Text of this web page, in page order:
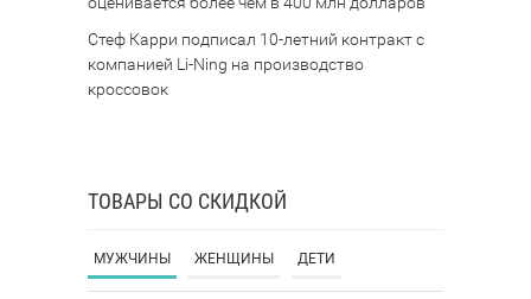
Стеф Карри подписал 10-летний контракт с
компанией Li-Ning на производство
кроссовок
ТОВАРЫ СО СКИДКОЙ
МУЖЧИНЫ ЖЕНЩИНЫ ДЕТИ